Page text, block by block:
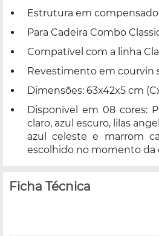
Estrutura em
Para Cadeira Combo
Compatível com a linha
Revestimento em courvin
Dimensões: 63x42x5 cm
Disponível em 08 cores:
claro, azul escuro, lilas
azul celeste e marrom
escolhido no momento da
Ficha Técnica